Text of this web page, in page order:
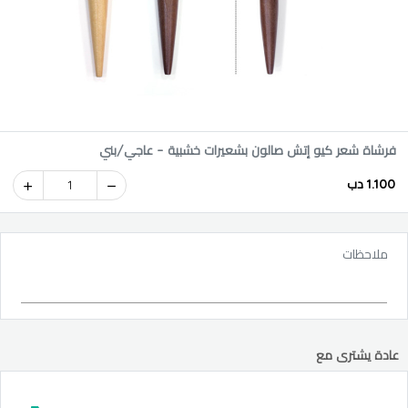
فرشاة شعر كيو إتش صالون بشعيرات خشبية – عاجي/بني
1.100 دب 1
ملاحظات
عادة يشترى مع